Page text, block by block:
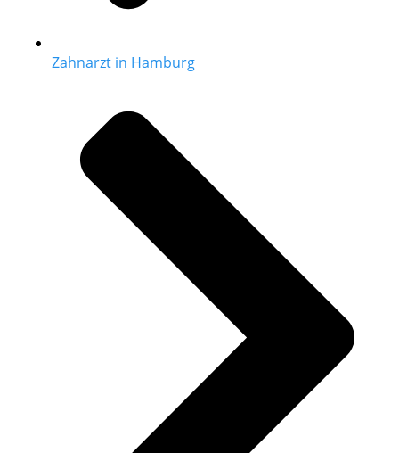
Zahnarzt in Hamburg